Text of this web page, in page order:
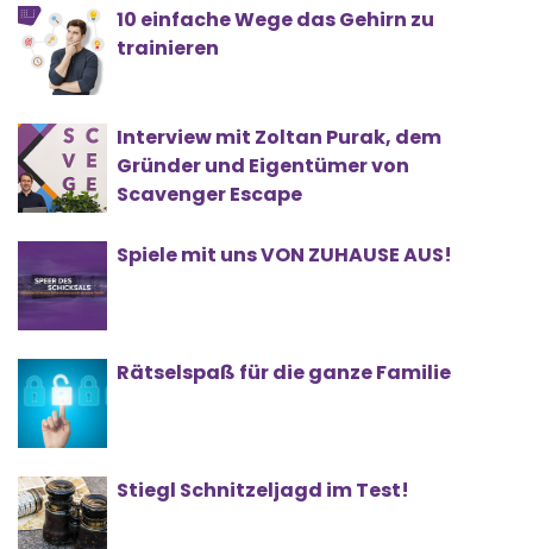
10 einfache Wege das Gehirn zu
trainieren
Interview mit Zoltan Purak, dem
Gründer und Eigentümer von
Scavenger Escape
Spiele mit uns VON ZUHAUSE AUS!
Rätselspaß für die ganze Familie
Stiegl Schnitzeljagd im Test!